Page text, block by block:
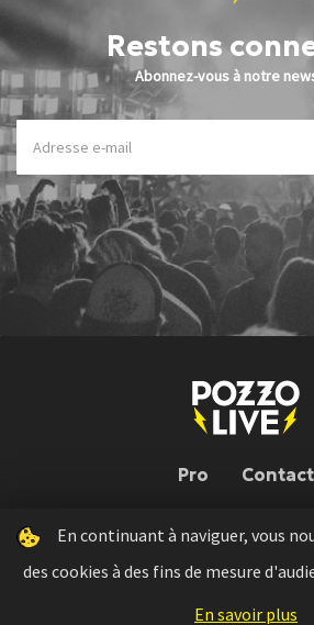
Restons
Abonnez-vous à notre
Pro Contact
Pozzo Live © 2026 | Conception : Pozzo
Press kit Règlement concours
En continuant à naviguer, vous
des cookies à des fins de mesure
En savoir plus